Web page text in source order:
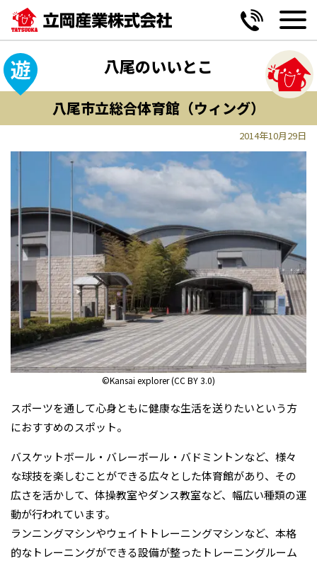
八尾のいいとこ
八尾市立総合体育館（ウィング）
2014年10月29日
©Kansai explorer (CC BY 3.0)
スポーツを通して心身ともに健康な生活を送りたいという方
におすすめのスポット。
バスケットボール・バレーボール・バドミントンなど、様々
な球技を楽しむことができる広々とした体育館があり、その
広さを活かして、体操教室やダンス教室など、幅広い種類の運
動が行われています。
ランニングマシンやウェイトトレーニングマシンなど、本格
的なトレーニングができる設備が整ったトレーニングルーム
MENU
黒谷2丁目 第2期《全6区画》
山本町南5丁目《全2区画》
神宮寺5丁目《全13区画》
高安南3丁目《限定1区画》
小阪合町2丁目《限定1区画》
恩智南町1丁目《限定1区画》
MENU
妥協しない間取り提案
設備の変更も自由自在
ワンチームサポート宣言
MENU
玄関
リビング
キッチン
エクステリア
バス・洗面・トイレ
MENU
駅・公共施設
学ぶ
病院・薬局
遊ぶ・憩う
味わう
便利
お祭り・神社・仏閣